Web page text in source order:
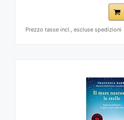
Prezzo tasse incl., escluse spedizioni